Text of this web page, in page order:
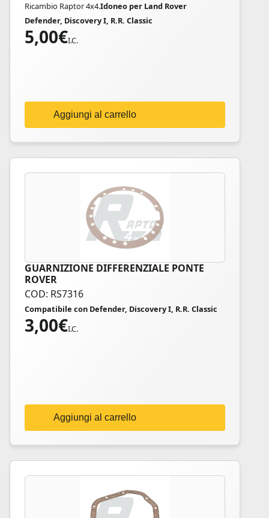
Ricambio Raptor 4x4.Idoneo per Land Rover
Defender, Discovery I, R.R. Classic
5,00€I.C.
Aggiungi al carrello
GUARNIZIONE DIFFERENZIALE PONTE
ROVER
COD: RS7316
Compatibile con Defender, Discovery I, R.R. Classic
3,00€I.C.
Aggiungi al carrello